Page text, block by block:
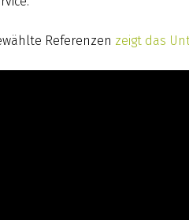
Referenzen zeigt das